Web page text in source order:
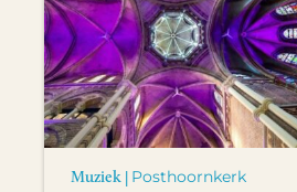
Muziek | Posthoornkerk